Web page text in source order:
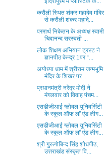
करौली स्थित शंकर महादेव मंदिर
से करौली शंकर महादे...
परमार्थ निकेतन के अध्यक्ष स्वामी
चिदानन्द सरस्वती ...
लोक शिक्षण अभियान ट्रस्ट ने
ज्ञानपीठ केन्द्र 1पर “...
अयोध्या धाम में श्रीराम जन्मभूमि
मंदिर के शिखर पर ...
प्रधानमंत्री नरेंद्र मोदी ने
मंगलवार को विवाह पंचम...
एसडीजीआई ग्लोबल यूनिवर्सिटी
के स्कूल ऑफ लॉ एंड लीग...
एसडीजीआई ग्लोबल यूनिवर्सिटी
के स्कूल ऑफ लॉ एंड लीग...
श्री गुरूगोबिन्द सिंह शोधपीठ,
उत्तराखंड संस्कृत वि...